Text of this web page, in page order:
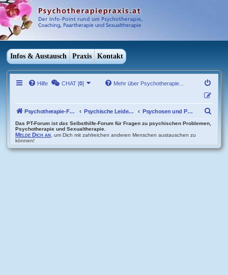
Infos & Austausch Praxis Kontakt
Hilfe CHAT [0] Mehr über Psychotherapie…
Psychotherapie-Forum Übersicht Psychische Leiden und Beschwerden Psychosen und Persönlichkeitsstörungen
h
Das PT-Forum istdas Selbsthilfe-Forum für Fragen zu psychischen Problemen,
Psychotherapie und Sexualtherapie.
Melde Dich an , um Dich mit zahlreichen anderen Menschen austauschen zu
können!